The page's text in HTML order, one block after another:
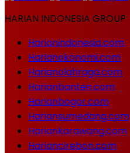
HARIAN INDONESIA GROUP
Harianindonesia.com
Harianekonomi.com
Harianolahraga.com
Harianbanten.com
Harianbogor.com
Hariansumedang.com
Hariankarawang.com
Hariancirebon.com